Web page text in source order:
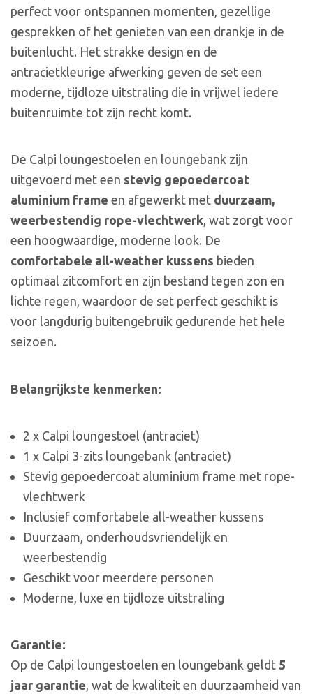
perfect voor ontspannen momenten, gezellige
gesprekken of het genieten van een drankje in de
buitenlucht. Het strakke design en de
antracietkleurige afwerking geven de set een
moderne, tijdloze uitstraling die in vrijwel iedere
buitenruimte tot zijn recht komt.
De Calpi loungestoelen en loungebank zijn
uitgevoerd met een stevig gepoedercoat
aluminium frame en afgewerkt met duurzaam,
weerbestendig rope-vlechtwerk, wat zorgt voor
een hoogwaardige, moderne look. De
comfortabele all-weather kussens bieden
optimaal zitcomfort en zijn bestand tegen zon en
lichte regen, waardoor de set perfect geschikt is
voor langdurig buitengebruik gedurende het hele
seizoen.
Belangrijkste kenmerken:
2 x Calpi loungestoel (antraciet)
1 x Calpi 3-zits loungebank (antraciet)
Stevig gepoedercoat aluminium frame met rope-
vlechtwerk
Inclusief comfortabele all-weather kussens
Duurzaam, onderhoudsvriendelijk en
weerbestendig
Geschikt voor meerdere personen
Moderne, luxe en tijdloze uitstraling
Garantie:
Op de Calpi loungestoelen en loungebank geldt 5
jaar garantie, wat de kwaliteit en duurzaamheid van